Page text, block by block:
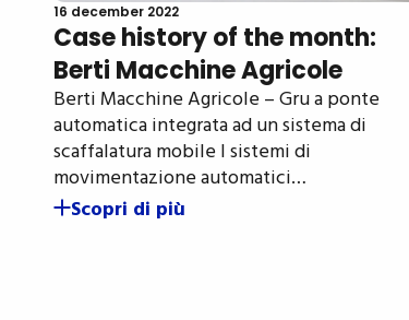
16 december 2022
Case history of the month:
Berti Macchine Agricole
Berti Macchine Agricole – Gru a ponte
automatica integrata ad un sistema di
scaffalatura mobile I sistemi di
movimentazione automatici…
Scopri di più